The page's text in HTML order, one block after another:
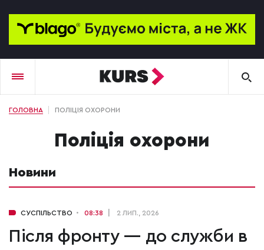
ГОЛОВНА ПОЛІЦІЯ ОХОРОНИ
поліція охорони
Новини
СУСПІЛЬСТВО 08:38 2 ЛИП., 2026
Після фронту — до служби в